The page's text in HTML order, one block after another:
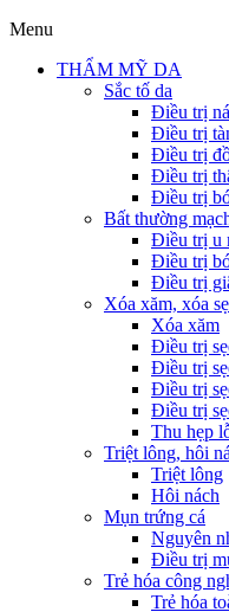
Menu
THẨM MỸ DA
Sắc tố da
Điều trị
Điều trị
Điều trị
Điều trị
Điều trị
Bất thường
Điều trị u
Điều trị
Điều trị
Xóa xăm, xóa
Xóa xăm
Điều trị
Điều trị
Điều trị
Điều trị
Thu hẹp
Triệt lông, hôi
Triệt lông
Hôi nách
Mụn trứng cá
Nguyên
Điều trị
Trẻ hóa công
Trẻ hóa